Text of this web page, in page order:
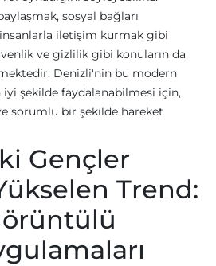
sosyal bağları
iletişim kurmak gibi
ve gizlilik gibi konuların da
Denizli'nin bu modern
iyi şekilde faydalanabilmesi için,
sorumlu bir şekilde hareket
Gençler
Trend: